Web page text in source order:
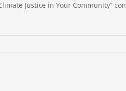
Justice in Your Community” con